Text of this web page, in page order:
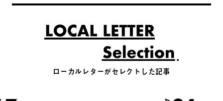
ローカルレターがセレクトした記事